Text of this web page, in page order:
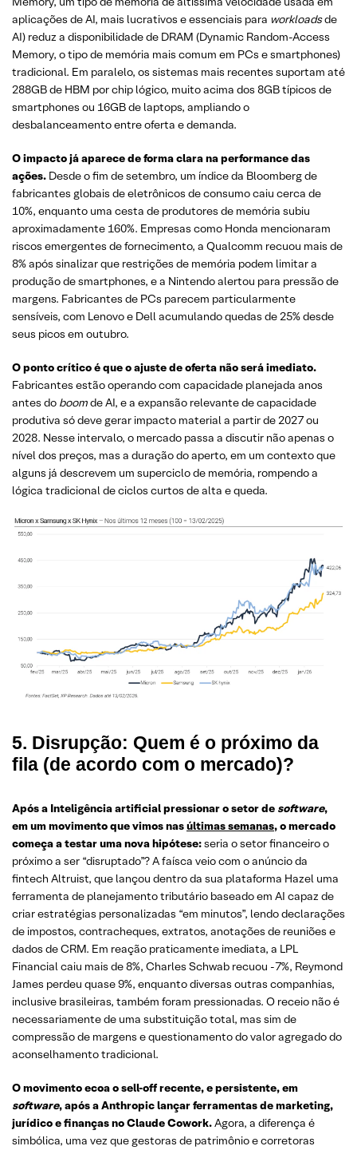
aplicações de AI, mais lucrativos e essenciais para workloadsde
AI) reduz a disponibilidade de DRAM (Dynamic Random-Access
Memory, o tipo de memória mais comum em PCs e smartphones)
tradicional. Em paralelo, os sistemas mais recentes suportam até
288GB de HBM por chip lógico, muito acima dos 8GB típicos de
smartphones ou 16GB de laptops, ampliando o
desbalanceamento entre oferta e demanda.
O impacto já aparece de forma clara na performance das
ações. Desde o fim de setembro, um índice da Bloomberg de
fabricantes globais de eletrônicos de consumo caiu cerca de
10%, enquanto uma cesta de produtores de memória subiu
aproximadamente 160%. Empresas como Honda mencionaram
riscos emergentes de fornecimento, a Qualcomm recuou mais de
8% após sinalizar que restrições de memória podem limitar a
produção de smartphones, e a Nintendo alertou para pressão de
margens. Fabricantes de PCs parecem particularmente
sensíveis, com Lenovo e Dell acumulando quedas de 25% desde
seus picos em outubro.
O ponto crítico é que o ajuste de oferta não será imediato.
Fabricantes estão operando com capacidade planejada anos
antes do boomde AI, e a expansão relevante de capacidade
produtiva só deve gerar impacto material a partir de 2027 ou
2028. Nesse intervalo, o mercado passa a discutir não apenas o
nível dos preços, mas a duração do aperto, em um contexto que
alguns já descrevem um superciclo de memória, rompendo a
lógica tradicional de ciclos curtos de alta e queda.
5. Disrupção: Quem é o próximo da
fila (de acordo com o mercado)?
Após a Inteligência artificial pressionar o setor de software,
em um movimento que vimos nasúltimas semanas, o mercado
começa a testar uma nova hipótese:seria o setor financeiro o
próximo a ser “disruptado”? A faísca veio com o anúncio da
fintech Altruist, que lançou dentro da sua plataforma Hazel uma
ferramenta de planejamento tributário baseado em AI capaz de
criar estratégias personalizadas “em minutos”, lendo declarações
de impostos, contracheques, extratos, anotações de reuniões e
dados de CRM. Em reação praticamente imediata, a LPL
Financial caiu mais de 8%, Charles Schwab recuou -7%, Reymond
James perdeu quase 9%, enquanto diversas outras companhias,
inclusive brasileiras, também foram pressionadas. O receio não é
necessariamente de uma substituição total, mas sim de
compressão de margens e questionamento do valor agregado do
aconselhamento tradicional.
O movimento ecoa o sell-off recente, e persistente, em
software, após a Anthropic lançar ferramentas de marketing,
jurídico e finanças no Claude Cowork.Agora, a diferença é
simbólica, uma vez que gestoras de patrimônio e corretoras